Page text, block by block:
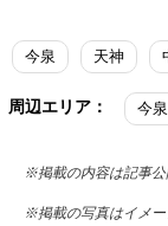
今泉 天神
周辺エリア： 今泉
※掲載の内容は記事
※掲載の写真はイメ